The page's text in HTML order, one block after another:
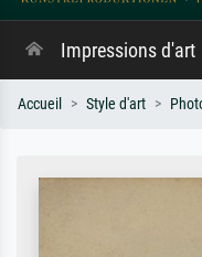
Impressions d'art
Accueil Style d'art